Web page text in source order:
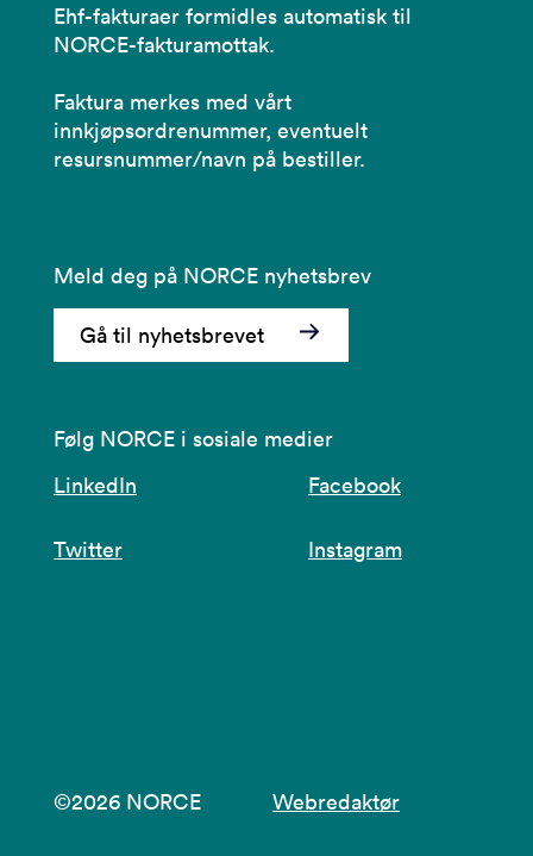
Ehf-fakturaer formidles automatisk til
NORCE-fakturamottak.
Faktura merkes med vårt
innkjøpsordrenummer, eventuelt
resursnummer/navn på bestiller.
Meld deg på NORCE nyhetsbrev
Gå til nyhetsbrevet
Følg NORCE i sosiale medier
LinkedIn
Facebook
Twitter Instagram
©2026 NORCE Webredaktør